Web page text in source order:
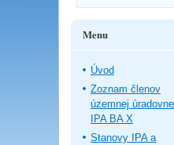
Menu
Úvod
Zoznam členov
územnej úradovne
IPA BA X
Stanovy IPA a